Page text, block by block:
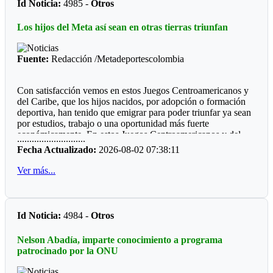
Juvenil femenino: Juan Rozo (Acacias)
Juvenil masculino: Pablo E. Riveros (Acacias)
Prejuvenil masculino: Colegio Cofrem (Acacias)
Juvenil masculino: Colegio Cofrem (Acacias)
Juvenil femenino: Manuela Beltrán (San Martín)
Prejuvenil femenino: José María Córdoba (Guamal)
Prejuvenil masculino: Sto Domingo Savio (Acacias)
Juvenil femenino: Campestre Domisiano (Guamal)
Juvenil masculino: Sto Domingo Savio (Acacias)
Id Noticia: 4985 -Otros
Los hijos del Meta así sean en otras tierras triunfan
Fuente: Redacción /Metadeportescolombia
Con satisfacción vemos en estos Juegos Centroamericanos y
del Caribe, que los hijos nacidos, por adopción o formación
deportiva, han tenido que emigrar para poder triunfar ya sean
por estudios, trabajo o una oportunidad más fuerte
económicamente. En estos Juegos Centroamericanos y del
Caribe de Santo Domingo, lo estamos viendo:
*Ajedrez*
defiendo los colores de la Liga de Ajedrez del Meta, fue
también recibió los consejos de Javier Marroquín ,hoy está en
del Valle del Cauca. Ganó oro y plata en la capital
dominicana.
............................
Fecha Actualizado: 2026-08-02 07:38:11
Ver más...
Id Noticia: 4984 -Otros
Nelson Abadía, imparte conocimiento a programa
patrocinado por la ONU